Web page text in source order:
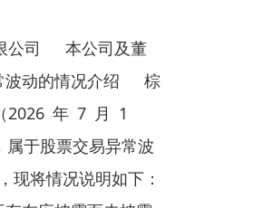
司 本公司及董
波动的情况介绍 棕
2026 年 7 月 1
于股票交易异常波
将情况说明如下：